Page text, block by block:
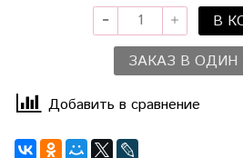
В
ЗАКАЗ В ОДИН
Добавить в сравнение